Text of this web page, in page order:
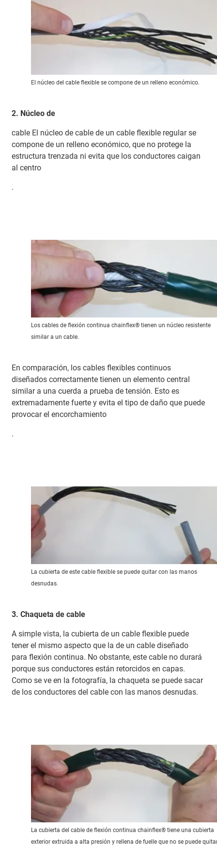
El núcleo del cable flexible se compone de un relleno económico.
2. Núcleo de
cable El núcleo de cable de un cable flexible regular se
compone de un relleno económico, que no protege la
estructura trenzada ni evita que los conductores caigan
al centro
.
Los cables de flexión continua chainflex® tienen un núcleo resistente
similar a un cable.
En comparación, los cables flexibles continuos
diseñados correctamente tienen un elemento central
similar a una cuerda a prueba de tensión. Esto es
extremadamente fuerte y evita el tipo de daño que puede
provocar el encorchamiento
.
La cubierta de este cable flexible se puede quitar con las manos
desnudas.
3. Chaqueta de cable
A simple vista, la cubierta de un cable flexible puede
tener el mismo aspecto que la de un cable diseñado
para flexión continua. No obstante, este cable no durará
porque sus conductores están retorcidos en capas.
Como se ve en la fotografía, la chaqueta se puede sacar
de los conductores del cable con las manos desnudas.
La cubierta del cable de flexión continua chainflex® tiene una cubierta
exterior extruida a alta presión y rellena de fuelle que no se puede